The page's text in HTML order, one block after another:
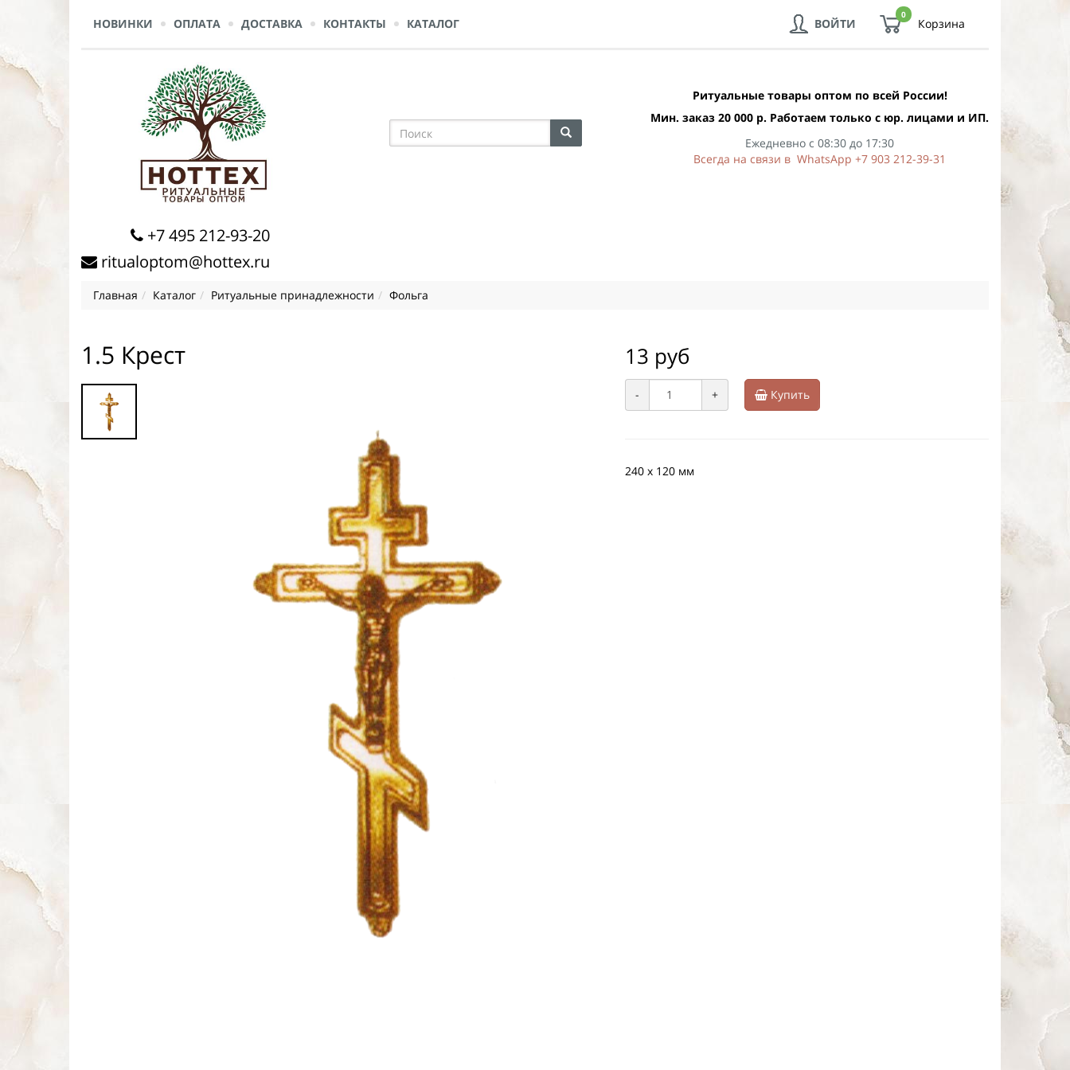
НОВИНКИ ОПЛАТА ДОСТАВКА КОНТАКТЫ КАТАЛОГ
0
Корзина
ВОЙТИ
Ритуальные товары оптом по всей России!
Мин. заказ 20 000 р. Работаем только с юр. лицами и ИП.
Ежедневно с 08:30 до 17:30
Всегда на связи в WhatsApp +7 903 212-39-31
+7 495 212-93-20
ritualoptom@hottex.ru
Главная Каталог Ритуальные принадлежности Фольга
1.5 Крест 13 руб
- + Купить
240 х 120 мм